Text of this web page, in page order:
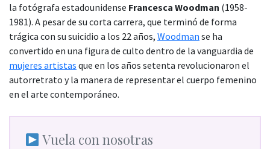
la fotógrafa estadounidense Francesca Woodman (1958-
1981). A pesar de su corta carrera, que terminó de forma
trágica con su suicidio a los 22 años, Woodman se ha
convertido en una figura de culto dentro de la vanguardia de
mujeres artistas que en los años setenta revolucionaron el
autorretrato y la manera de representar el cuerpo femenino
en el arte contemporáneo.
Vuela con nosotras